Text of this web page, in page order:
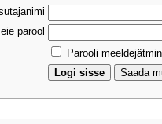
parool
Parooli